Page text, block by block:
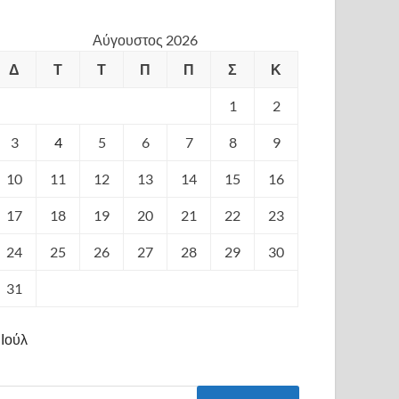
Αύγουστος 2026
Δ
Τ Τ Π Π Σ Κ
1 2
3 4 5 6 7 8 9
10 11 12 13 14 15 16
17 18 19 20 21 22 23
24 25 26 27 28 29 30
31